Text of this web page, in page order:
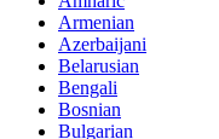
Armenian
Azerbaijani
Belarusian
Bengali
Bosnian
Bulgarian